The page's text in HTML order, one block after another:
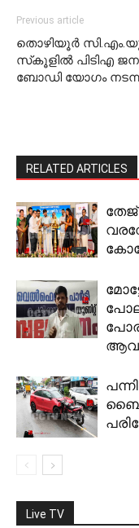
Previous article
തൊഴിയൂര്‍
സ്‌കൂളില്‍ പിടിഎ
ബോഡി യോഗം
RELATED ARTICLES
Live TV